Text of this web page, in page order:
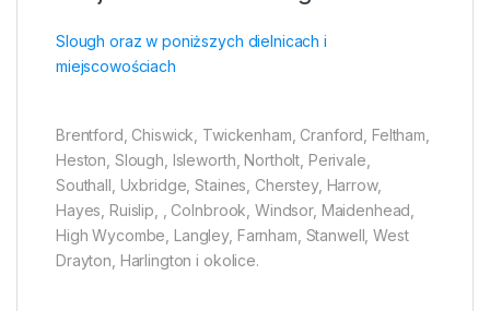
Slough oraz w poniższych dielnicach i
miejscowościach
Brentford, Chiswick, Twickenham, Cranford, Feltham,
Heston, Slough, Isleworth, Northolt, Perivale,
Southall, Uxbridge, Staines, Cherstey, Harrow,
Hayes, Ruislip, , Colnbrook, Windsor, Maidenhead,
High Wycombe, Langley, Farnham, Stanwell, West
Drayton, Harlington i okolice.